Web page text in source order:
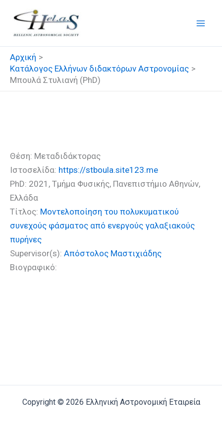
στο
περιεχόμενο
Αρχική
Κατάλογος Ελλήνων διδακτόρων Αστρονομίας
Μπουλά Στυλιανή (PhD)
Θέση: Μεταδιδάκτορας
Ιστοσελίδα: https://stboula.site123.me
PhD: 2021, Τμήμα Φυσικής, Πανεπιστήμιο Αθηνών,
Ελλάδα
Τίτλος: Μοντελοποίηση του πολυκυματικού
συνεχούς φάσματος από ενεργούς γαλαξιακούς
πυρήνες
Supervisor(s): Απόστολος Μαστιχιάδης
Βιογραφικό:
Copyright © 2026 Ελληνική Αστρονομική Εταιρεία